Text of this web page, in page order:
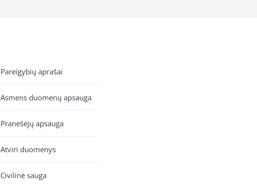
Pareigybių aprašai
Asmens duomenų apsauga
Pranešėjų apsauga
Atviri duomenys
Civilinė sauga